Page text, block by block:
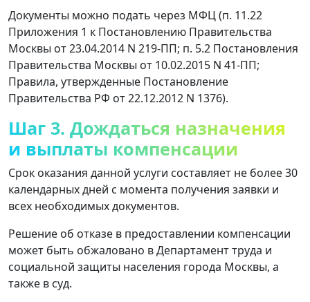
Документы можно подать через МФЦ (п. 11.22
Приложения 1 к Постановлению Правительства
Москвы от 23.04.2014 N 219-ПП; п. 5.2 Постановления
Правительства Москвы от 10.02.2015 N 41-ПП;
Правила, утвержденные Постановление
Правительства РФ от 22.12.2012 N 1376).
Шаг 3. Дождаться назначения
и выплаты компенсации
Срок оказания данной услуги составляет не более 30
календарных дней с момента получения заявки и
всех необходимых документов.
Решение об отказе в предоставлении компенсации
может быть обжаловано в Департамент труда и
социальной защиты населения города Москвы, а
также в суд.